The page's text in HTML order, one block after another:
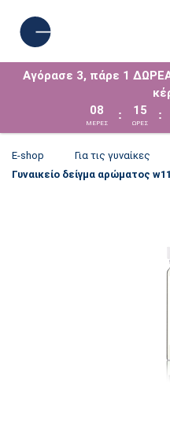
Αγόρασε 3, πάρε 1
08
ΜΈΡΕΣ
: 15
ΩΡΕΣ
:
E-shop Για τις γυναίκες
Γυναικείο δείγμα αρώματος